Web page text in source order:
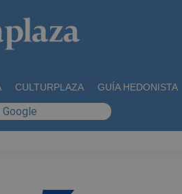
CULTURPLAZA GUÍA HEDONISTA